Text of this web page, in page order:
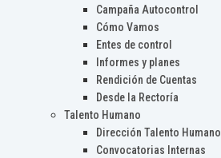
Campaña Autocontrol
Cómo Vamos
Entes de control
Informes y planes
Rendición de Cuentas
Desde la Rectoría
Talento Humano
Dirección Talento Humano
Convocatorias Internas